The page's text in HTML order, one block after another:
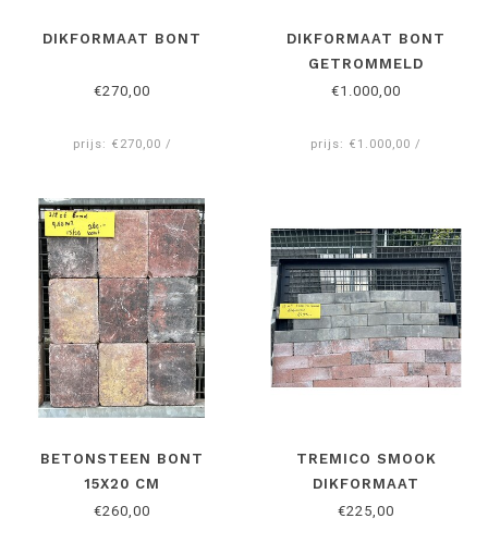
DIKFORMAAT BONT
€270,00
prijs: €270,00 /
DIKFORMAAT BONT
GETROMMELD
€1.000,00
prijs: €1.000,00 /
BETONSTEEN BONT
15X20 CM
€260,00
TREMICO SMOOK
DIKFORMAAT
€225,00